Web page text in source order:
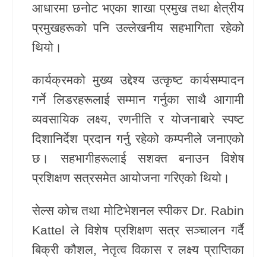
खेलकुद
Unicode
आधारमा छनोट भएका शाखा प्रमुख तथा क्षेत्रीय
प्रमुखहरूको पनि उल्लेखनीय सहभागिता रहेको
थियो।
कार्यक्रमको मुख्य उद्देश्य उत्कृष्ट कार्यसम्पादन
गर्ने लिडरहरूलाई सम्मान गर्नुका साथै आगामी
व्यवसायिक लक्ष्य, रणनीति र योजनाबारे स्पष्ट
दिशानिर्देश प्रदान गर्नु रहेको कम्पनीले जनाएको
छ। सहभागीहरूलाई सशक्त बनाउन विशेष
प्रशिक्षण सत्रसमेत आयोजना गरिएको थियो।
सेल्स कोच तथा मोटिभेशनल स्पीकर Dr. Rabin
Kattel ले विशेष प्रशिक्षण सत्र सञ्चालन गर्दै
बिक्री कौशल, नेतृत्व विकास र लक्ष्य प्राप्तिका